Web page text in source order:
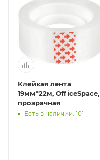
Клейкая лента
19мм*22м, OfficeSpace,
прозрачная
Есть в наличии: 101